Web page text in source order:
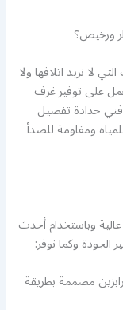
ورخيص؟
لا نريد اتلافها ولا
على توفير غرف
حدادة تفصيل
ومقاومة للصدأ
وباستخدام أحدث
الجودة وكما نوفر:
مصممة بطريقة